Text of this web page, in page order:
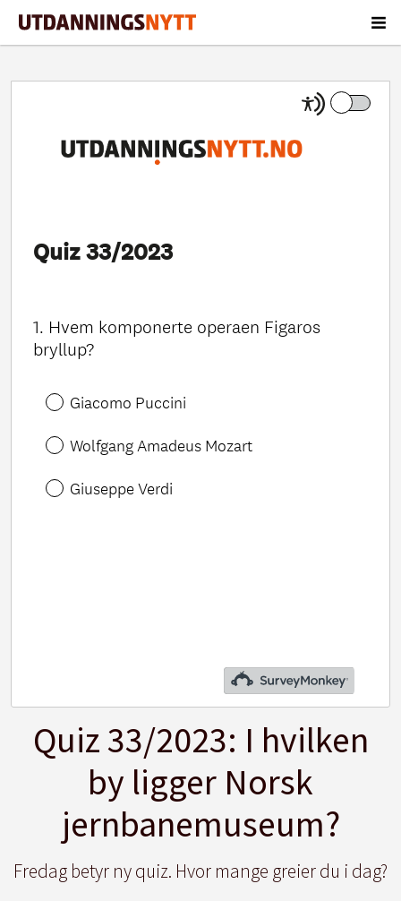
Quiz 33/2023: I hvilken
by ligger Norsk
jernbanemuseum?
Fredag betyr ny quiz. Hvor mange greier du i dag?